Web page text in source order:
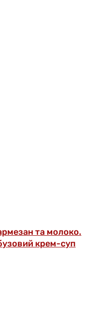
та молоко.
крем-суп